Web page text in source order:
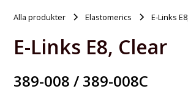
Alla produkter Elastomerics E-Links
E-Links E8, Clear
389-008 / 389-008C